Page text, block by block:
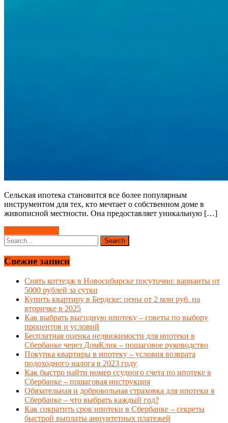
Сельская ипотека становится все более популярным
инструментом для тех, кто мечтает о собственном доме в
живописной местности. Она предоставляет уникальную […]
Свежие записи
Снять коттедж в Новосибирске посуточно: варианты от
5000 рублей за сутки
Купить квартиру в Бердске: цены от 2 млн руб. на
вторичке в 2025
Как выбрать выгодную ипотеку – советы по выбору
процентов и условий
Бесплатная оценка недвижимости для ипотеки в
Сбербанке через ДомКлик – пошаговое руководство
Покупка квартиры в ипотеку – условия возврата
подоходного налога в 2023 году
Как быстро найти номер ссудного счета по ипотеке в
Сбербанке – пошаговая инструкция
Обязательная и добровольная страховка для ипотеки в
Сбербанке – что выбрать каждый год?
Как сократить срок ипотеки в Сбербанке – секреты
быстрой выплаты аннуитетных платежей